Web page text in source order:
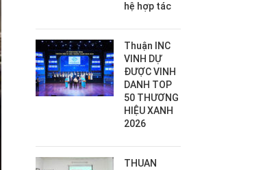
hệ hợp tác
Thuận INC
VINH DỰ
ĐƯỢC VINH
DANH TOP
50 THƯƠNG
HIỆU XANH
2026
THUAN